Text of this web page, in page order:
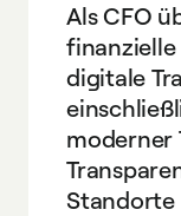
Als CFO
finanzielle
digitale
moderner
Standorte